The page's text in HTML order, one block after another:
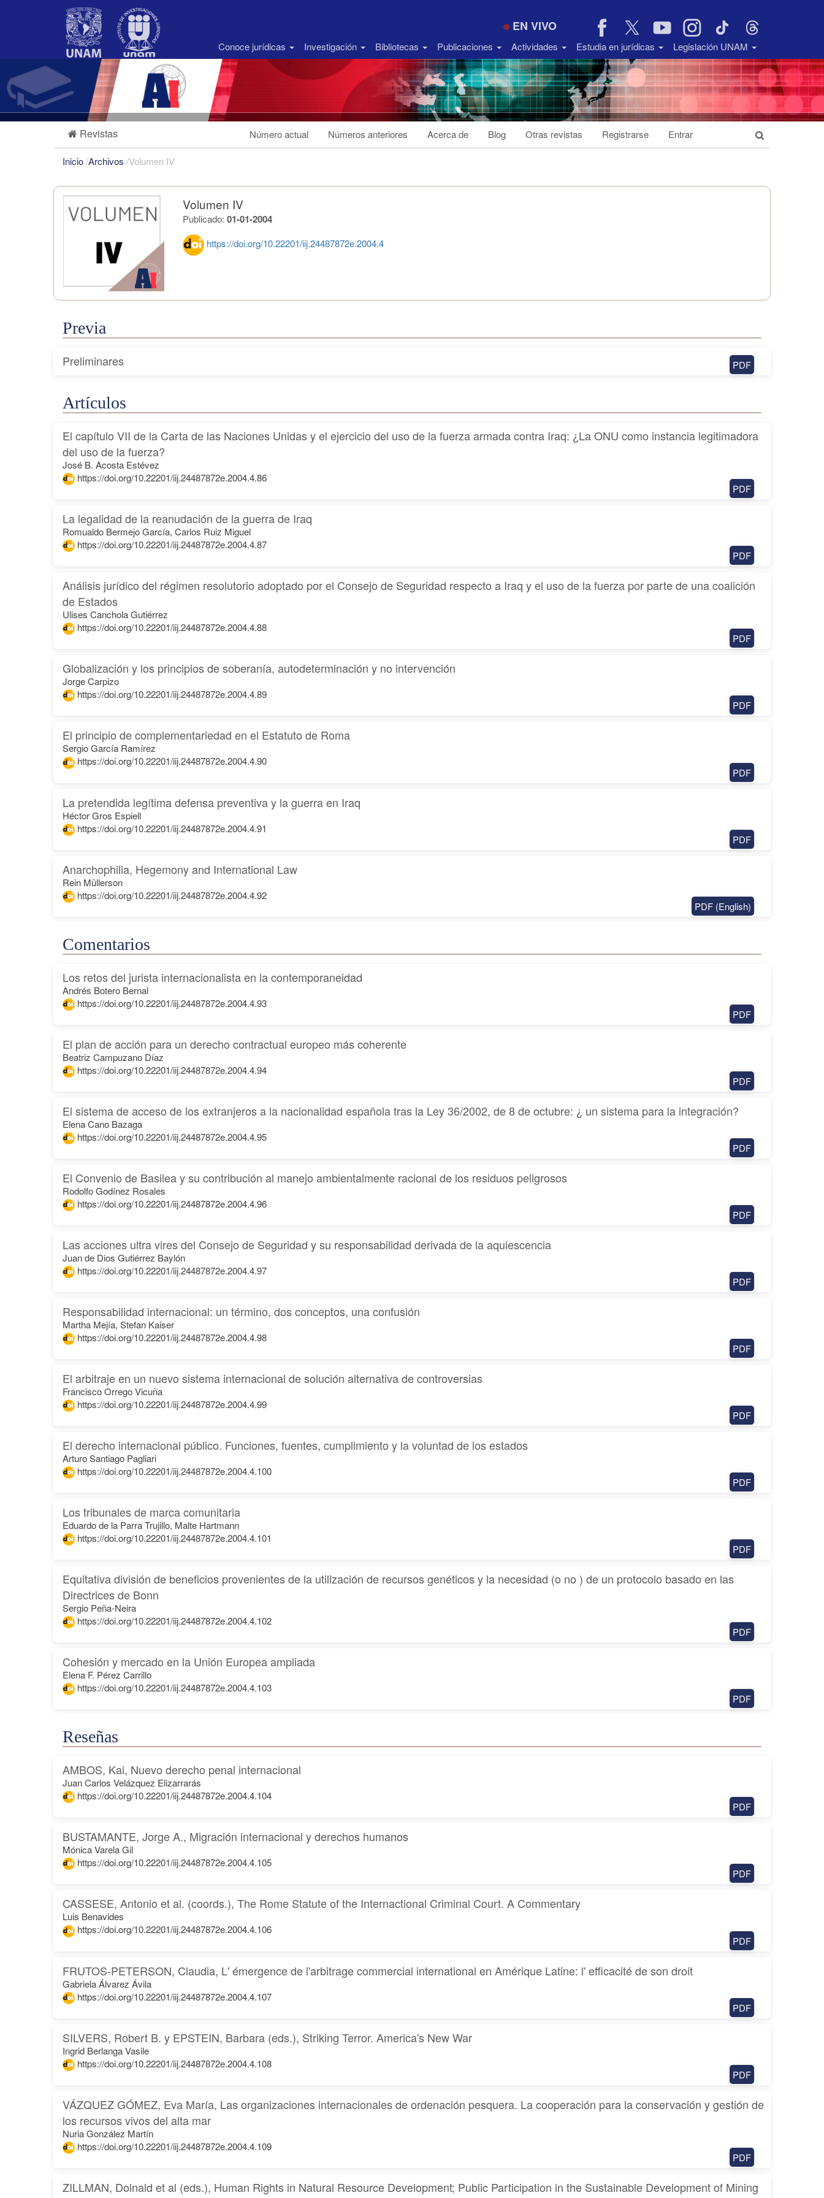
EN VIVO
Conoce jurídicas Investigación Bibliotecas Publicaciones Actividades Estudia en jurídicas Legislación UNAM
Revistas Número actual Números anteriores Acerca de Blog Otras revistas Registrarse Entrar
Inicio/Archivos /Volumen IV
Volumen IV
Publicado: 01-01-2004
https://doi.org/10.22201/iij.24487872e.2004.4
Previa
Preliminares PDF
Artículos
El capítulo VII de la Carta de las Naciones Unidas y el ejercicio del uso de la fuerza armada contra Iraq: ¿La ONU como instancia legitimadora
del uso de la fuerza?
José B. Acosta Estévez
https://doi.org/10.22201/iij.24487872e.2004.4.86
PDF
La legalidad de la reanudación de la guerra de Iraq
Romualdo Bermejo García, Carlos Ruiz Miguel
https://doi.org/10.22201/iij.24487872e.2004.4.87
PDF
Análisis jurídico del régimen resolutorio adoptado por el Consejo de Seguridad respecto a Iraq y el uso de la fuerza por parte de una coalición
de Estados
Ulises Canchola Gutiérrez
https://doi.org/10.22201/iij.24487872e.2004.4.88
PDF
Globalización y los principios de soberanía, autodeterminación y no intervención
Jorge Carpizo
https://doi.org/10.22201/iij.24487872e.2004.4.89
PDF
El principio de complementariedad en el Estatuto de Roma
Sergio García Ramírez
https://doi.org/10.22201/iij.24487872e.2004.4.90
PDF
La pretendida legítima defensa preventiva y la guerra en Iraq
Héctor Gros Espiell
https://doi.org/10.22201/iij.24487872e.2004.4.91
PDF
Anarchophilia, Hegemony and International Law
Rein Müllerson
https://doi.org/10.22201/iij.24487872e.2004.4.92
PDF (English)
Comentarios
Los retos del jurista internacionalista en la contemporaneidad
Andrés Botero Bernal
https://doi.org/10.22201/iij.24487872e.2004.4.93
PDF
El plan de acción para un derecho contractual europeo más coherente
Beatriz Campuzano Díaz
https://doi.org/10.22201/iij.24487872e.2004.4.94
PDF
El sistema de acceso de los extranjeros a la nacionalidad española tras la Ley 36/2002, de 8 de octubre: ¿ un sistema para la integración?
Elena Cano Bazaga
https://doi.org/10.22201/iij.24487872e.2004.4.95
PDF
El Convenio de Basilea y su contribución al manejo ambientalmente racional de los residuos peligrosos
Rodolfo Godínez Rosales
https://doi.org/10.22201/iij.24487872e.2004.4.96
PDF
Las acciones ultra vires del Consejo de Seguridad y su responsabilidad derivada de la aquiescencia
Juan de Dios Gutiérrez Baylón
https://doi.org/10.22201/iij.24487872e.2004.4.97
PDF
Responsabilidad internacional: un término, dos conceptos, una confusión
Martha Mejía, Stefan Kaiser
https://doi.org/10.22201/iij.24487872e.2004.4.98
PDF
El arbitraje en un nuevo sistema internacional de solución alternativa de controversias
Francisco Orrego Vicuña
https://doi.org/10.22201/iij.24487872e.2004.4.99
PDF
El derecho internacional público. Funciones, fuentes, cumplimiento y la voluntad de los estados
Arturo Santiago Pagliari
https://doi.org/10.22201/iij.24487872e.2004.4.100
PDF
Los tribunales de marca comunitaria
Eduardo de la Parra Trujillo, Malte Hartmann
https://doi.org/10.22201/iij.24487872e.2004.4.101
PDF
Equitativa división de beneficios provenientes de la utilización de recursos genéticos y la necesidad (o no ) de un protocolo basado en las
Directrices de Bonn
Sergio Peña-Neira
https://doi.org/10.22201/iij.24487872e.2004.4.102
PDF
Cohesión y mercado en la Unión Europea ampliada
Elena F. Pérez Carrillo
https://doi.org/10.22201/iij.24487872e.2004.4.103
PDF
Reseñas
AMBOS, Kai, Nuevo derecho penal internacional
Juan Carlos Velázquez Elizarrarás
https://doi.org/10.22201/iij.24487872e.2004.4.104
PDF
BUSTAMANTE, Jorge A., Migración internacional y derechos humanos
Mónica Varela Gil
https://doi.org/10.22201/iij.24487872e.2004.4.105
PDF
CASSESE, Antonio et al. (coords.), The Rome Statute of the Internactional Criminal Court. A Commentary
Luis Benavides
https://doi.org/10.22201/iij.24487872e.2004.4.106
PDF
FRUTOS-PETERSON, Claudia, L' émergence de l'arbitrage commercial international en Amérique Latine: l' efficacité de son droit
Gabriela Álvarez Ávila
https://doi.org/10.22201/iij.24487872e.2004.4.107
PDF
SILVERS, Robert B. y EPSTEIN, Barbara (eds.), Striking Terror. America's New War
Ingrid Berlanga Vasile
https://doi.org/10.22201/iij.24487872e.2004.4.108
PDF
VÁZQUEZ GÓMEZ, Eva María, Las organizaciones internacionales de ordenación pesquera. La cooperación para la conservación y gestión de
los recursos vivos del alta mar
Nuria González Martín
https://doi.org/10.22201/iij.24487872e.2004.4.109
PDF
ZILLMAN, Dolnald et al (eds.), Human Rights in Natural Resource Development; Public Participation in the Sustainable Development of Mining